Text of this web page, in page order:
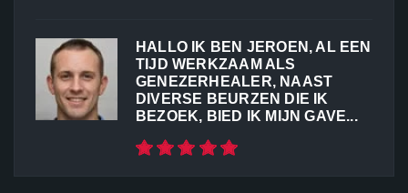
HALLO IK BEN JEROEN, AL EEN
TIJD WERKZAAM ALS
GENEZERHEALER, NAAST
DIVERSE BEURZEN DIE IK
BEZOEK, BIED IK MIJN GAVE...